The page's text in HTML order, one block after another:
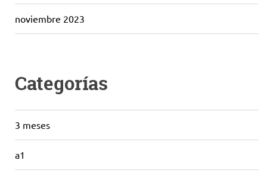
noviembre 2023
Categorías
3 meses
a1